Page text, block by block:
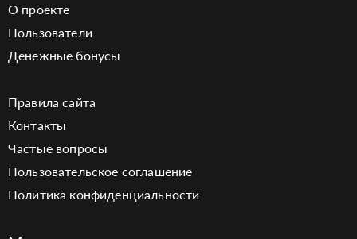
О проекте
Пользователи
Денежные бонусы
Правила сайта
Контакты
Частые вопросы
Пользовательское соглашение
Политика конфиденциальности